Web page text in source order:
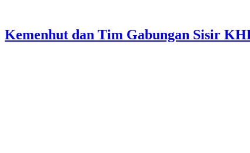
Kemenhut dan Tim Gabungan Sisir